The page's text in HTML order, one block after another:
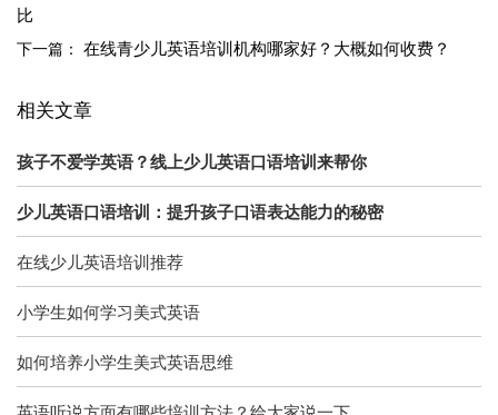
比
下一篇： 在线青少儿英语培训机构哪家好？大概如何收费？
相关文章
孩子不爱学英语？线上少儿英语口语培训来帮你
少儿英语口语培训：提升孩子口语表达能力的秘密
在线少儿英语培训推荐
小学生如何学习美式英语
如何培养小学生美式英语思维